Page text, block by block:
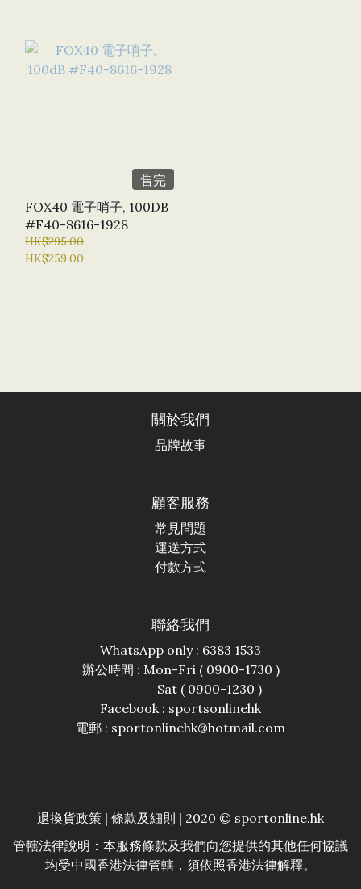
售完
FOX40 電子哨子, 100DB
#F40-8616-1928
HK$295.00
HK$259.00
關於我們
品牌故事
顧客服務
常見問題
運送方式
付款方式
聯絡我們
WhatsApp only : 6383 1533
辦公時間 : Mon-Fri ( 0900-1730 )
Sat ( 0900-1230 )
Facebook : sportsonlinehk
電郵 : sportonlinehk@hotmail.com
退換貨政策 | 條款及細則 | 2020 © sportonline.hk
管轄法律說明：本服務條款及我們向您提供的其他任何協議
均受中國香港法律管轄，須依照香港法律解釋。